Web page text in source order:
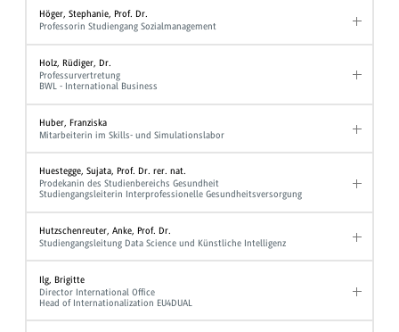
Höger, Stephanie, Prof. Dr.
Professorin Studiengang Sozialmanagement
Holz, Rüdiger, Dr.
Professurvertretung
BWL - International Business
Huber, Franziska
Mitarbeiterin im Skills- und Simulationslabor
Huestegge, Sujata, Prof. Dr. rer. nat.
Prodekanin des Studienbereichs Gesundheit
Studiengangsleiterin Interprofessionelle Gesundheitsversorgung
Hutzschenreuter, Anke, Prof. Dr.
Studiengangsleitung Data Science und Künstliche Intelligenz
Ilg, Brigitte
Director International Office
Head of Internationalization EU4DUAL